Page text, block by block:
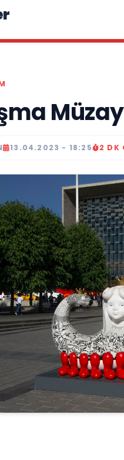
13.04.2023 - 18:25 2 DK